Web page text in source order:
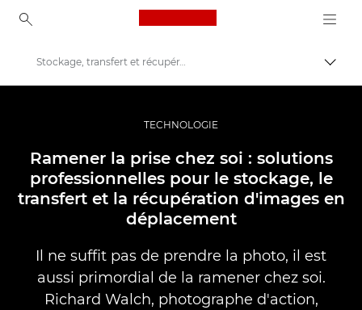
Canon Logo, back to
Vidéo et photographie professionnelles
Histoires
Stockage, transfert et récupération d'images
TECHNOLOGIE
Ramener la prise chez soi : solutions
professionnelles pour le stockage, le
transfert et la récupération d'images en
déplacement
Il ne suffit pas de prendre la photo, il est
aussi primordial de la ramener chez soi.
Richard Walch, photographe d'action,